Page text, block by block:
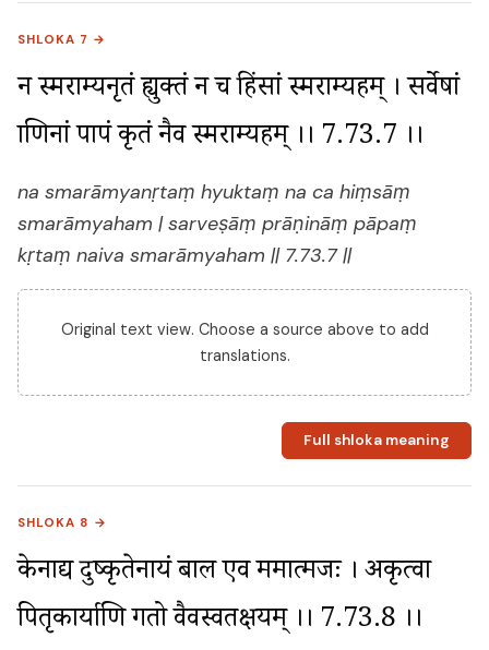
SHLOKA 7 →
न स्मराम्यनृतं ह्युक्तं न च हिंसां स्मराम्यहम् । सर्वेषां
प्राणिनां पापं कृतं नैव स्मराम्यहम् ।। 7.73.7 ।।
na smarāmyanṛtaṃ hyuktaṃ na ca hiṃsāṃ
smarāmyaham | sarveṣāṃ prāṇināṃ pāpaṃ
kṛtaṃ naiva smarāmyaham || 7.73.7 ||
Original text view. Choose a source above to add
translations.
Full shloka meaning
SHLOKA 8 →
केनाद्य दुष्कृतेनायं बाल एव ममात्मजः । अकृत्वा
पितृकार्याणि गतो वैवस्वतक्षयम् ।। 7.73.8 ।।